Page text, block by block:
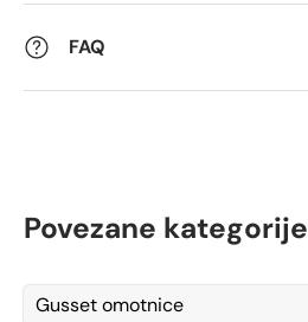
FAQ
Povezane kategorije
Gusset omotnice